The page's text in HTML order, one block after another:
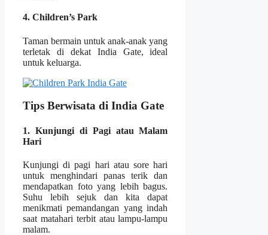
4. Children’s Park
Taman bermain untuk anak-anak yang
terletak di dekat India Gate, ideal
untuk keluarga.
Tips Berwisata di India Gate
1. Kunjungi di Pagi atau Malam
Hari
Kunjungi di pagi hari atau sore hari
untuk menghindari panas terik dan
mendapatkan foto yang lebih bagus.
Suhu lebih sejuk dan kita dapat
menikmati pemandangan yang indah
saat matahari terbit atau lampu-lampu
malam.